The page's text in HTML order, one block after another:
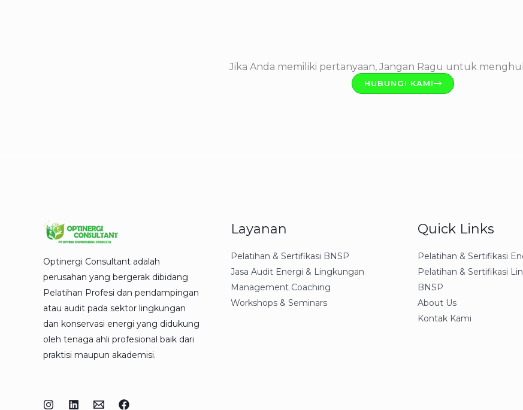
Jika Anda memiliki pertanyaan, Jangan Ragu untuk
HUBUNGI KAMI
Optinergi Consultant adalah
perusahan yang bergerak dibidang
Pelatihan Profesi dan pendampingan
atau audit pada sektor lingkungan
dan konservasi energi yang didukung
oleh tenaga ahli profesional baik dari
praktisi maupun akademisi.
Layanan
Pelatihan & Sertifikasi BNSP
Jasa Audit Energi & Lingkungan
Management Coaching
Workshops & Seminars
Quick Links
Pelatihan & Sertifikasi
Pelatihan & Sertifikasi
BNSP
About Us
Kontak Kami